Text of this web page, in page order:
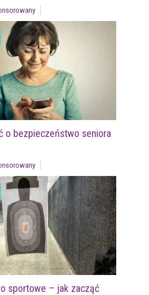
o bezpieczeństwo seniora
sportowe – jak zacząć